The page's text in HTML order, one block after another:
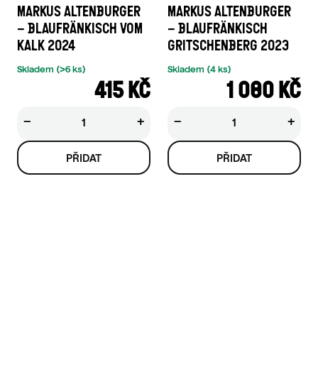
MARKUS ALTENBURGER
– BLAUFRÄNKISCH VOM
KALK 2024
415 KČ
Skladem (>6 ks)
+
−
MARKUS ALTENBURGER
– BLAUFRÄNKISCH
GRITSCHENBERG 2023
1 080 KČ
Skladem (4 ks)
+
−